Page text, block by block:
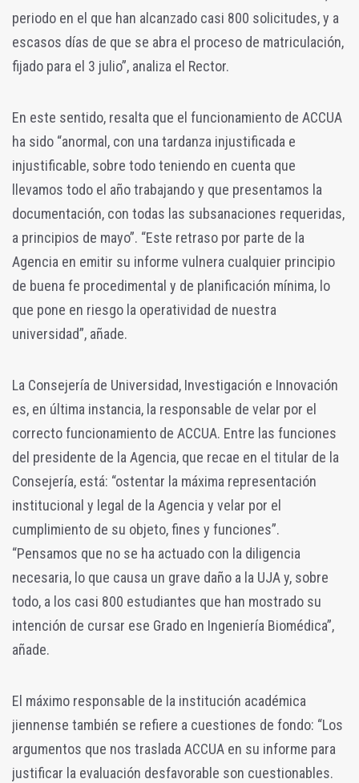
periodo en el que han alcanzado casi 800 solicitudes, y a
escasos días de que se abra el proceso de matriculación,
fijado para el 3 julio”, analiza el Rector.
En este sentido, resalta que el funcionamiento de ACCUA
ha sido “anormal, con una tardanza injustificada e
injustificable, sobre todo teniendo en cuenta que
llevamos todo el año trabajando y que presentamos la
documentación, con todas las subsanaciones requeridas,
a principios de mayo”. “Este retraso por parte de la
Agencia en emitir su informe vulnera cualquier principio
de buena fe procedimental y de planificación mínima, lo
que pone en riesgo la operatividad de nuestra
universidad”, añade.
La Consejería de Universidad, Investigación e Innovación
es, en última instancia, la responsable de velar por el
correcto funcionamiento de ACCUA. Entre las funciones
del presidente de la Agencia, que recae en el titular de la
Consejería, está: “ostentar la máxima representación
institucional y legal de la Agencia y velar por el
cumplimiento de su objeto, fines y funciones”.
“Pensamos que no se ha actuado con la diligencia
necesaria, lo que causa un grave daño a la UJA y, sobre
todo, a los casi 800 estudiantes que han mostrado su
intención de cursar ese Grado en Ingeniería Biomédica”,
añade.
El máximo responsable de la institución académica
jiennense también se refiere a cuestiones de fondo: “Los
argumentos que nos traslada ACCUA en su informe para
justificar la evaluación desfavorable son cuestionables.